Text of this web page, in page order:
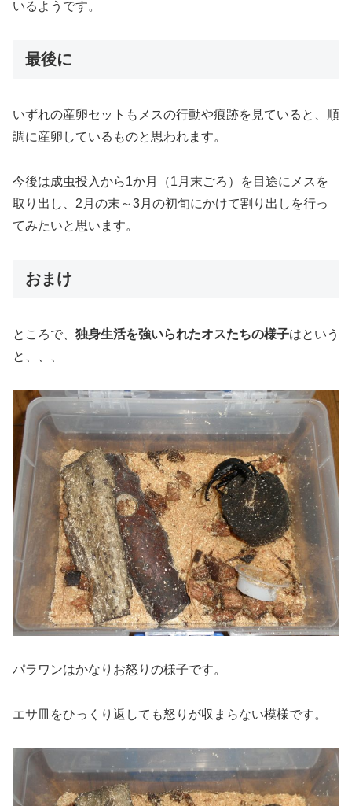
いるようです。
最後に
いずれの産卵セットもメスの行動や痕跡を見ていると、順
調に産卵しているものと思われます。
今後は成虫投入から1か月（1月末ごろ）を目途にメスを
取り出し、2月の末～3月の初旬にかけて割り出しを行っ
てみたいと思います。
おまけ
ところで、 独身生活を強いられたオスたちの様子はという
と、、、
パラワンはかなりお怒りの様子です。
エサ皿をひっくり返しても怒りが収まらない模様です。